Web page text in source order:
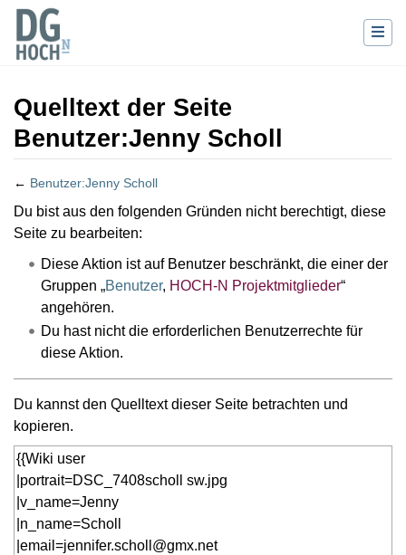
Quelltext der Seite
Benutzer:Jenny Scholl
← Benutzer:Jenny Scholl
Wechseln zu: Navigation Suche
Du bist aus den folgenden Gründen nicht berechtigt, diese
Seite zu bearbeiten:
Diese Aktion ist auf Benutzer beschränkt, die einer der
Gruppen „Benutzer, HOCH-N Projektmitglieder“
angehören.
Du hast nicht die erforderlichen Benutzerrechte für
diese Aktion.
Du kannst den Quelltext dieser Seite betrachten und
kopieren.